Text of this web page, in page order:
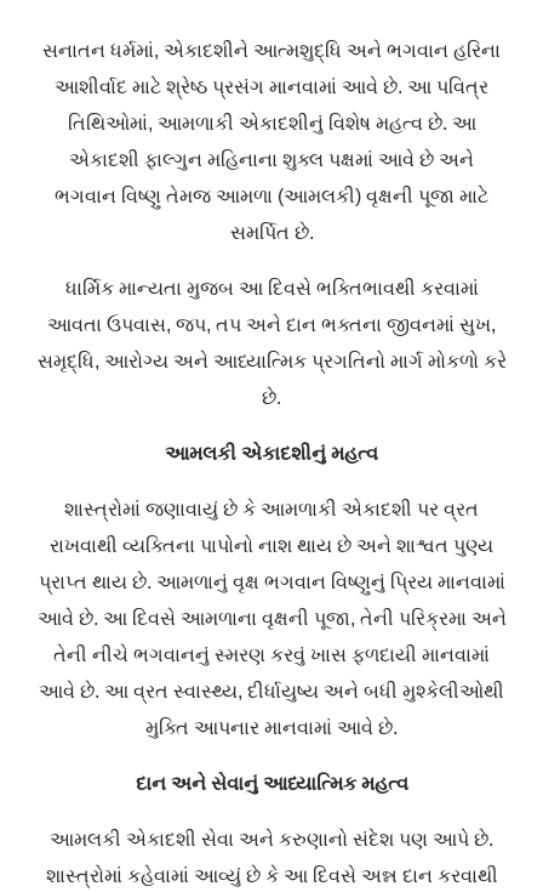
સનાતન ધર્મમાં, એકાદશીને આત્મશુદ્ધિ અને ભગવાન હરિના
આશીર્વાદ માટે શ્રેષ્ઠ પ્રસંગ માનવામાં આવે છે. આ પવિત્ર
તિથિઓમાં, આમળાકી એકાદશીનું વિશેષ મહત્વ છે. આ
એકાદશી ફાલ્ગુન મહિનાના શુક્લ પક્ષમાં આવે છે અને
ભગવાન વિષ્ણુ તેમજ આમળા (આમલકી) વૃક્ષની પૂજા માટે
સમર્પિત છે.
ધાર્મિક માન્યતા મુજબ આ દિવસે ભક્તિભાવથી કરવામાં
આવતા ઉપવાસ, જપ, તપ અને દાન ભક્તના જીવનમાં સુખ,
સમૃદ્ધિ, આરોગ્ય અને આધ્યાત્મિક પ્રગતિનો માર્ગ મોકળો કરે
છે.
આમલકી એકાદશીનું મહત્વ
શાસ્ત્રોમાં જણાવાયું છે કે આમળાકી એકાદશી પર વ્રત
રાખવાથી વ્યક્તિના પાપોનો નાશ થાય છે અને શાશ્વત પુણ્ય
પ્રાપ્ત થાય છે. આમળાનું વૃક્ષ ભગવાન વિષ્ણુનું પ્રિય માનવામાં
આવે છે. આ દિવસે આમળાના વૃક્ષની પૂજા, તેની પરિક્રમા અને
તેની નીચે ભગવાનનું સ્મરણ કરવું ખાસ ફળદાયી માનવામાં
આવે છે. આ વ્રત સ્વાસ્થ્ય, દીર્ધાયુષ્ય અને બધી મુશ્કેલીઓથી
મુક્તિ આપનાર માનવામાં આવે છે.
દાન અને સેવાનું આધ્યાત્મિક મહત્વ
આમલકી એકાદશી સેવા અને કરુણાનો સંદેશ પણ આપે છે.
શાસ્ત્રોમાં કહેવામાં આવ્યું છે કે આ દિવસે અન્ન દાન કરવાથી